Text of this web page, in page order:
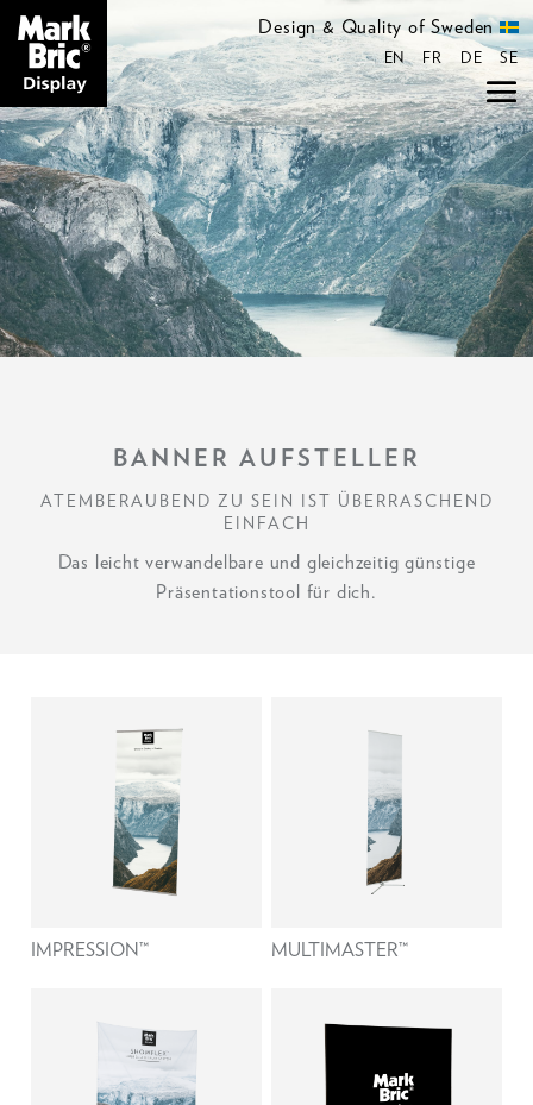
Design & Quality of Sweden
EN FR DE SE
BANNER AUFSTELLER
ATEMBERAUBEND ZU SEIN IST ÜBERRASCHEND
EINFACH
Das leicht verwandelbare und gleichzeitig günstige
Präsentationstool für dich.
IMPRESSION™ MULTIMASTER™